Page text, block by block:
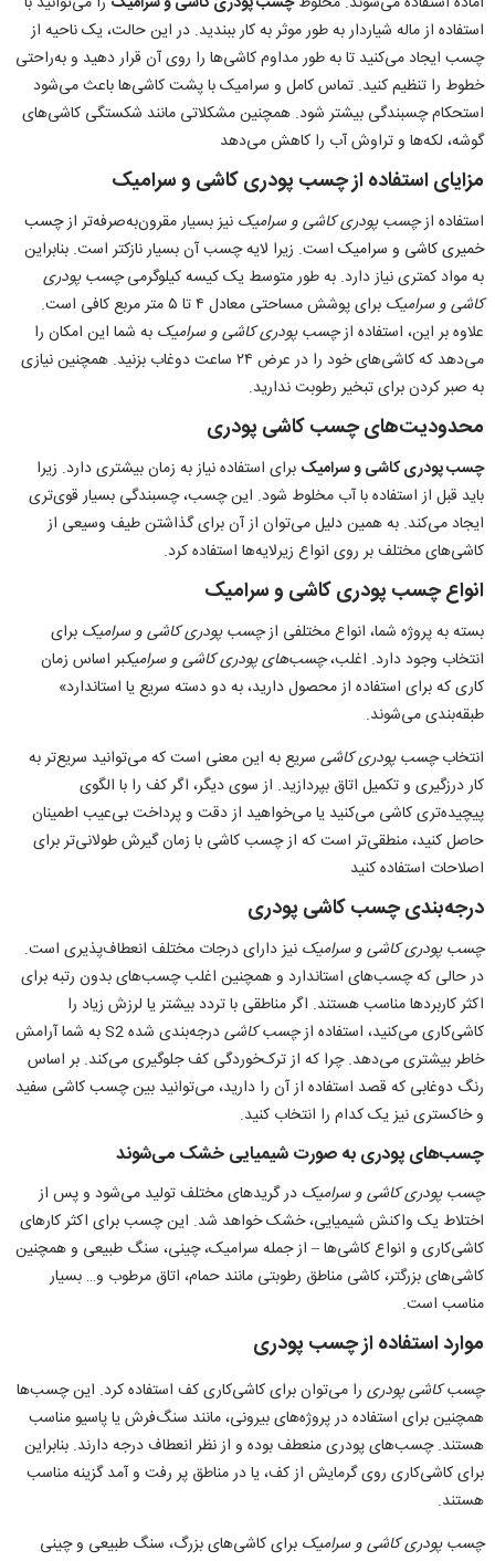
استفاده از ماله شیاردار به طور موثر به کار ببندید. در این حالت، یک ناحیه از
چسب ایجاد می‌کنید تا به طور مداوم کاشی‌‌ها را روی آن قرار دهید و به‌راحتی
خطوط را تنظیم کنید. تماس کامل و سرامیک با پشت کاشی‌‌ها باعث ‌می‌شود
استحکام چسبندگی بیشتر شود. همچنین مشکلاتی مانند شکستگی کاشی‌‌های
گوشه، لکه‌‌ها و تراوش آب را کاهش ‌می‌دهد
مزایای استفاده از چسب پودری کاشی و سرامیک
استفاده ازچسب پودری کاشی و سرامیک نیز بسیار مقرون‌به‌صرفه‌تر ازچسب
خمیری کاشی و سرامیک است. زیرا لایه چسب آن بسیار نازکتر است. بنابراین
به مواد کمتری نیاز دارد. به طور متوسط یک کیسه کیلوگر‌می ‌چسب پودری
کاشی و سرامیک
برای پوشش مساحتی معادل ۴ تا ۵ متر مربع کافی است.
علاوه بر این، استفاده ازچسب پودری کاشیو سرامیک به شما این امکان را
‌می‌دهد که کاشی‌‌های خود را در عرض ۲۴ ساعت دوغاب بزنید. همچنین نیازی
به صبر کردن برای تبخیر رطوبت ندارید.
محدودیت‌های چسب کاشی پودری
چسب‌ پودری کاشی و سرامیک برای استفاده نیاز به زمان بیشتری دارد. زیرا
باید قبل از استفاده با آب مخلوط شود. این چسب، چسبندگی بسیار قوی‌تری
ایجاد می‌کند. به همین دلیل می‌توان از آن برای گذاشتن طیف وسیعی از
کاشی‌های مختلف بر روی انواع زیرلایه‌ها استفاده کرد.
انواع چسب پودری کاشی و سرامیک
بسته به پروژه شما، انواع مختلفی ازچسب پودری کاشی و سرامیک برای
انتخاب وجود دارد. اغلب،چسب‌‌های پودریکاشی و سرامیکبر اساس زمان
کاری که برای استفاده از محصول دارید، به دو دسته سریع یا استاندارد»
طبقه‌بندی ‌می‌شوند.
انتخابچسب پودری کاشی سریع به این معنی است که می‌توانید سریع‌تر به
کار درزگیری و تکمیل اتاق بپردازید. از سوی دیگر، اگر کف را با الگوی
پیچیده‌تری کاشی می‌کنید یا می‌خواهید از دقت و پرداخت بی‌عیب اطمینان
حاصل کنید، منطقی‌تر است که از چسب کاشی با زمان گیرش طولانی‌تر برای
اصلاحات استفاده کنید
درجه‌بندی چسب کاشی پودری
چسب‌‌ پودری کاشی و سرامیک نیز دارای درجات مختلف انعطاف‌پذیری است.
در حالی که چسب‌‌های استاندارد و همچنین اغلب چسب‌‌های بدون رتبه برای
اکثر کاربردها مناسب هستند. اگر مناطقی با تردد بیشتر یا لرزش زیاد را
کاشی‌کاری ‌می‌کنید، استفاده ازچسب کاشی
درجه‌بندی شده S2 به شما آرامش
خاطر بیشتری ‌می‌دهد. چرا که از ترک‌خوردگی کف جلوگیری می‌کند. بر اساس
رنگ دوغابی که قصد استفاده از آن را دارید، ‌می‌توانید بین چسب کاشی سفید
و خاکستری نیز یک کدام را انتخاب کنید.
چسب‌‌های پودری به صورت شیمیایی خشک ‌می‌شوند
چسب‌‌ پودری کاشی و سرامیک در گریدهای مختلف تولید ‌می‌شود و پس از
اختلاط یک واکنش شیمیایی، خشک ‌خواهد شد. این چسب برای اکثر کارهای
کاشی‌کاری و انواع کاشی‌‌ها – از جمله سرامیک، چینی، سنگ طبیعی و همچنین
کاشی‌‌های بزرگتر، کاشی مناطق رطوبتی مانند حمام، اتاق مرطوب و… بسیار
مناسب است.
موارد استفاده از چسب پودری
چسب‌ کاشی پودری را می‌توان برای کاشی‌کاری کف استفاده کرد. این چسب‌ها
همچنین برای استفاده در پروژه‌های بیرونی، مانند سنگ‌فرش یا پاسیو مناسب
هستند. چسب‌های پودری منعطف بوده و از نظر انعطاف درجه دارند. بنابراین
برای کاشی‌کاری روی گرمایش از کف، یا در مناطق پر رفت و آمد گزینه مناسب
هستند.
چسب پودری کاشی و سرامیک برای کاشی‌‌های بزرگ، سنگ طبیعی و چینی